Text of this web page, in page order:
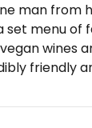
man from
set menu of
wines
friendly